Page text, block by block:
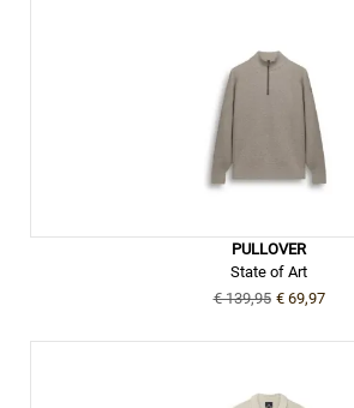
PULLOVER
State of Art
€ 139,95 € 69,97